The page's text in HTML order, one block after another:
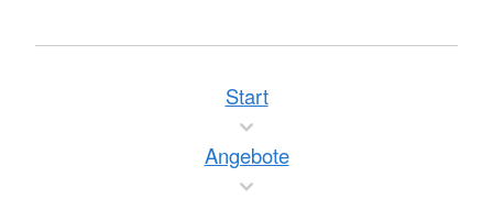
Start
Angebote